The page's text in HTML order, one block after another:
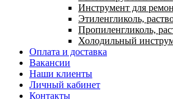
Инструмент для
Этиленгликоль,
Пропиленгликоль,
Холодильный
Оплата и доставка
Вакансии
Наши клиенты
Личный кабинет
Контакты